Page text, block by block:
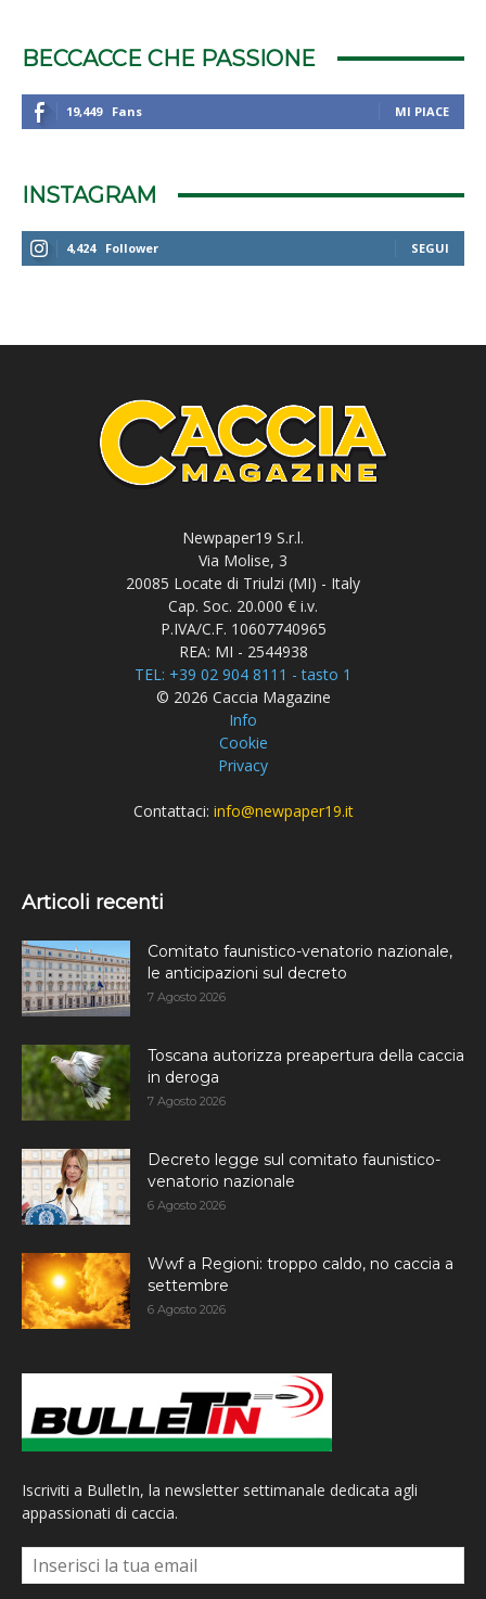
BECCACCE CHE PASSIONE
19,449 Fans MI PIACE
INSTAGRAM
4,424 Follower SEGUI
Newpaper19 S.r.l.
Via Molise, 3
20085 Locate di Triulzi (MI) - Italy
Cap. Soc. 20.000 € i.v.
P.IVA/C.F. 10607740965
REA: MI - 2544938
TEL: +39 02 904 8111 - tasto 1
© 2026 Caccia Magazine
Info
Cookie
Privacy
Contattaci: info@newpaper19.it
Articoli recenti
Comitato faunistico-venatorio nazionale,
le anticipazioni sul decreto
7 Agosto 2026
Toscana autorizza preapertura della caccia
in deroga
7 Agosto 2026
Decreto legge sul comitato faunistico-
venatorio nazionale
6 Agosto 2026
Wwf a Regioni: troppo caldo, no caccia a
settembre
6 Agosto 2026
Iscriviti a BulletIn, la newsletter settimanale dedicata agli
appassionati di caccia.